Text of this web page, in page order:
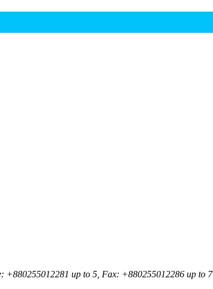
+880255012281 up to 5, Fax: +880255012286 up to 7